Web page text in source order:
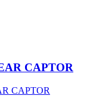
CAPTOR